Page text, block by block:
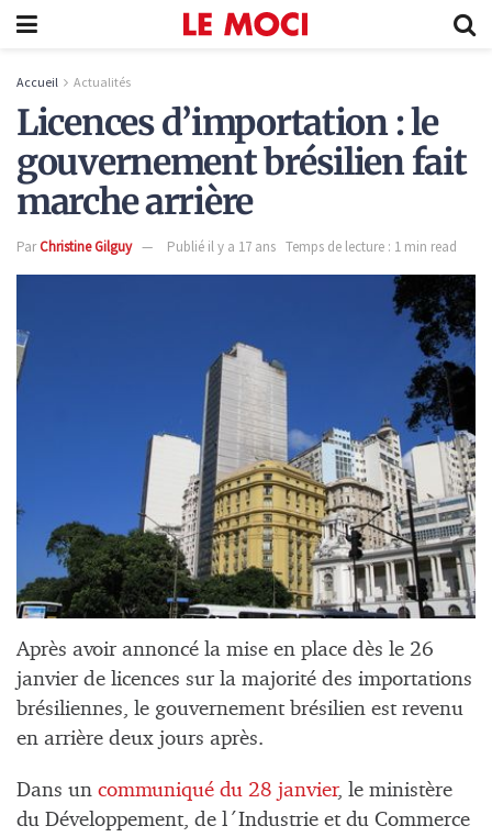
Accueil Actualités
Licences d’importation : le
gouvernement brésilien fait
marche arrière
ParChristine Gilguy Publié il y a 17 ans Temps de lecture : 1 min read
Après avoir annoncé la mise en place dès le 26
janvier de licences sur la majorité des importations
brésiliennes, le gouvernement brésilien est revenu
en arrière deux jours après.
Dans un communiqué du 28 janvier, le ministère
du Développement, de l´Industrie et du Commerce